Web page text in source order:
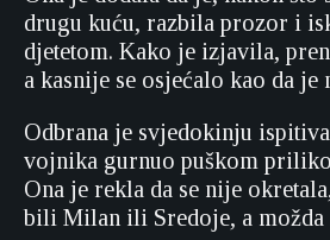
drugu kuću, razbila prozor i
djetetom. Kako je izjavila,
a kasnije se osjećalo kao da
Odbrana je svjedokinju
vojnika gurnuo puškom
Ona je rekla da se nije
bili Milan ili Sredoje, a možda